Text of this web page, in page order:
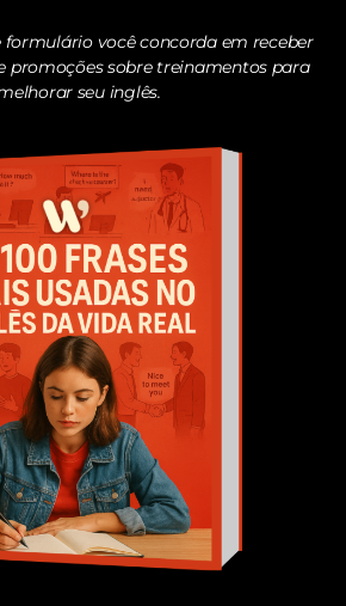
formulário você concorda em receber
promoções sobre treinamentos para
seu inglês.